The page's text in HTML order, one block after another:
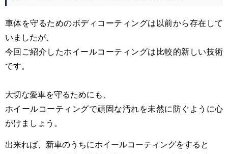
車体を守るためのボディコーティングは以前から存在して
いましたが、
今回ご紹介したホイールコーティングは比較的新しい技術
です。
大切な愛車を守るためにも、
ホイールコーティングで頑固な汚れを未然に防ぐように心
がけましょう。
出来れば、新車のうちにホイールコーティングをすると